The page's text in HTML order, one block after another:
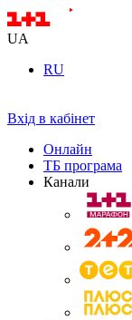
UA
RU
Вхід в кабінет
Онлайн
ТБ програма
Канали